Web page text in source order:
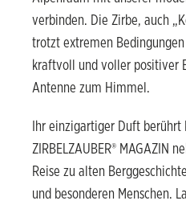
verbinden. Die Zirbe, auch
trotzt extremen
kraftvoll und voller positiver
Antenne zum Himmel.
Ihr einzigartiger Duft berührt
ZIRBELZAUBER® MAGAZIN
Reise zu alten
und besonderen Menschen.